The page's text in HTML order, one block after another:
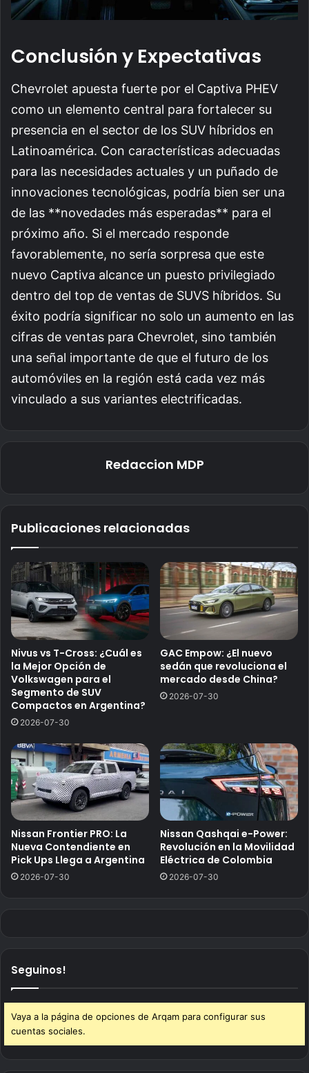
Conclusión y Expectativas
Chevrolet apuesta fuerte por el Captiva PHEV
como un elemento central para fortalecer su
presencia en el sector de los SUV híbridos en
Latinoamérica. Con características adecuadas
para las necesidades actuales y un puñado de
innovaciones tecnológicas, podría bien ser una
de las **novedades más esperadas** para el
próximo año. Si el mercado responde
favorablemente, no sería sorpresa que este
nuevo Captiva alcance un puesto privilegiado
dentro del top de ventas de SUVS híbridos. Su
éxito podría significar no solo un aumento en las
cifras de ventas para Chevrolet, sino también
una señal importante de que el futuro de los
automóviles en la región está cada vez más
vinculado a sus variantes electrificadas.
Redaccion MDP
Publicaciones relacionadas
Nivus vs T-Cross: ¿Cuál es
la Mejor Opción de
Volkswagen para el
Segmento de SUV
Compactos en Argentina?
2026-07-30
GAC Empow: ¿El nuevo
sedán que revoluciona el
mercado desde China?
2026-07-30
Nissan Frontier PRO: La
Nueva Contendiente en
Pick Ups Llega a Argentina
2026-07-30
Nissan Qashqai e-Power:
Revolución en la Movilidad
Eléctrica de Colombia
2026-07-30
Seguinos!
Vaya a la página de opciones de Arqam para configurar sus
cuentas sociales.